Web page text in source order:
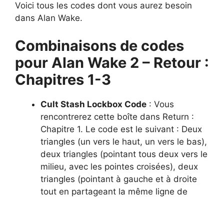
Voici tous les codes dont vous aurez besoin
dans Alan Wake.
Combinaisons de codes
pour Alan Wake 2 – Retour :
Chapitres 1-3
Cult Stash Lockbox Code : Vous
rencontrerez cette boîte dans Return :
Chapitre 1. Le code est le suivant : Deux
triangles (un vers le haut, un vers le bas),
deux triangles (pointant tous deux vers le
milieu, avec les pointes croisées), deux
triangles (pointant à gauche et à droite
tout en partageant la même ligne de